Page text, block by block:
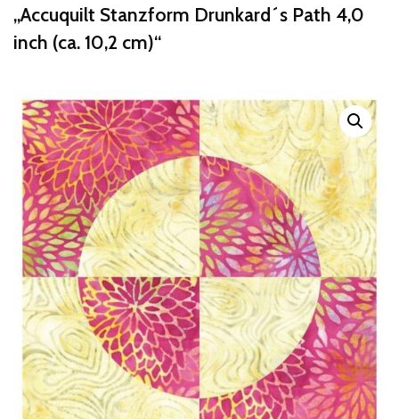
„Accuquilt Stanzform Drunkard´s Path 4,0
inch (ca. 10,2 cm)“